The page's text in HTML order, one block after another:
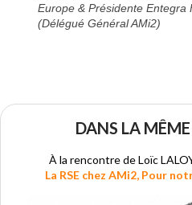
Europe & Présidente Entegra
(Délégué Général AMi2)
DANS LA
À la rencontre de Loïc
La RSE chez AMi2, Pour